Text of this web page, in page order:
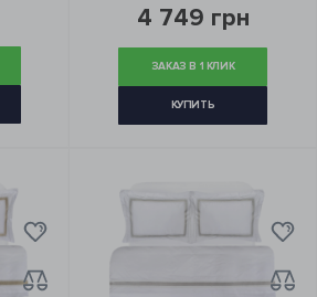
4 749 грн
ЗАКАЗ В 1 КЛИК
КУПИТЬ